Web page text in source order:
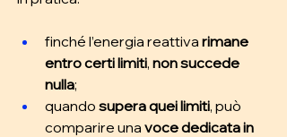
finché l’energia reattiva rimane
entro certi limiti, non succede
nulla;
quando supera quei limiti, può
comparire una voce dedicata in